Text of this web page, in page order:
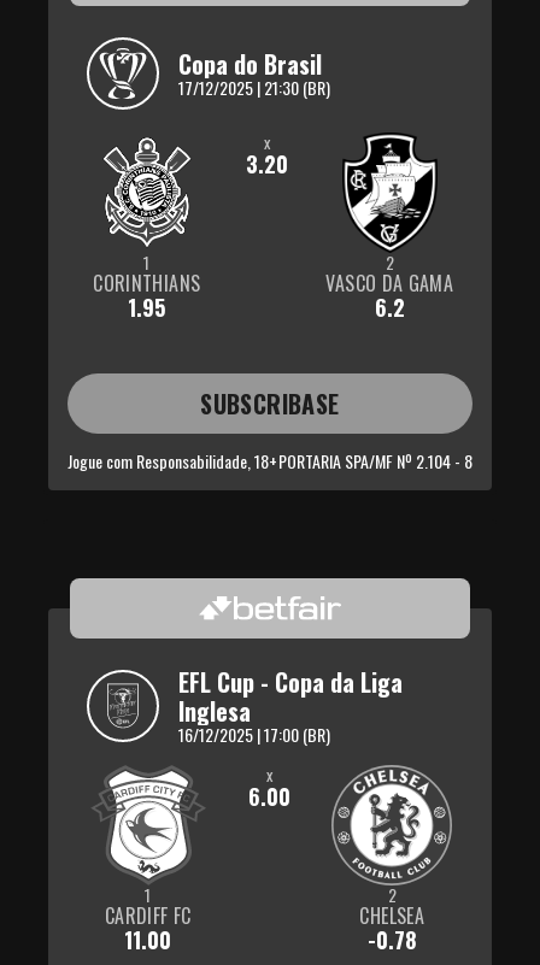
Copa do Brasil
17/12/2025 | 21:30 (BR)
1
CORINTHIANS
1.95
x
3.20
2
VASCO DA GAMA
6.2
SUBSCRIBASE
Jogue com Responsabilidade, 18+PORTARIA SPA/MF Nº 2.104 - 8
EFL Cup - Copa da Liga
Inglesa
16/12/2025 | 17:00 (BR)
1
CARDIFF FC
11.00
x
6.00
2
CHELSEA
-0.78